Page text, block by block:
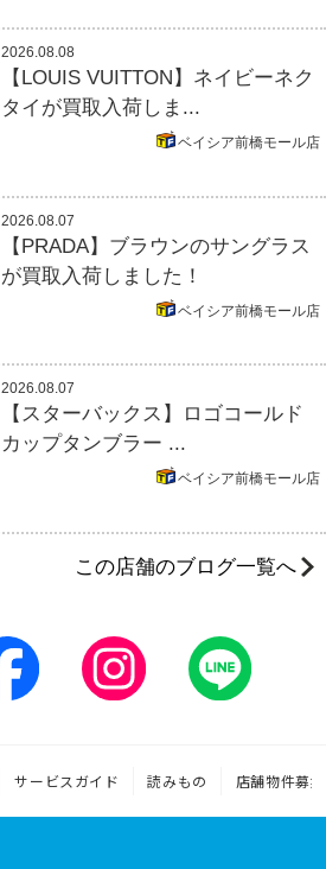
2026.08.08
【LOUIS VUITTON】ネイビーネク
タイが買取入荷しま...
ベイシア前橋モール店
2026.08.07
【PRADA】ブラウンのサングラス
が買取入荷しました！
ベイシア前橋モール店
2026.08.07
【スターバックス】ロゴコールド
カップタンブラー ...
ベイシア前橋モール店
この店舗のブログ一覧へ
サービスガイド 読みもの 店舗物件募集